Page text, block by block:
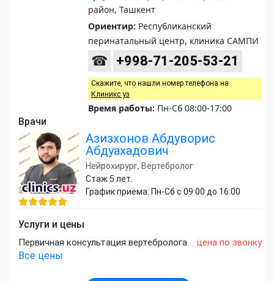
район, Ташкент
Ориентир: Республиканский
перинатальный центр, клиника САМПИ
☎ +998-71-205-53-21
Скажите, что нашли номер телефона на
Клиникс уз
Время работы: Пн-Сб 08:00-17:00
Врачи
Азизхонов Абдуворис
Абдуахадович
Нейрохирург, Вертебролог
Стаж 5 лет.
График приёма: Пн-Сб с 09:00 до 16:00
Услуги и цены
Первичная консультация вертебролога цена по звонку
Все цены